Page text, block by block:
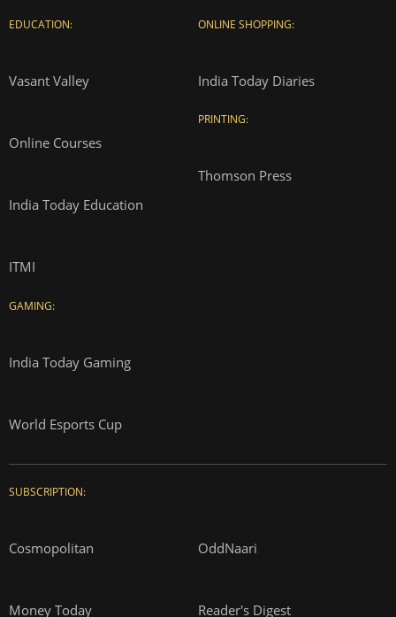
EDUCATION:
Vasant Valley
Online Courses
India Today Education
ITMI
GAMING:
India Today Gaming
World Esports Cup
ONLINE SHOPPING:
India Today Diaries
PRINTING:
Thomson Press
SUBSCRIPTION:
Cosmopolitan OddNaari
Money Today Reader's Digest